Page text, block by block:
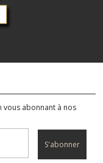
vous abonnant à nos
S'abonner